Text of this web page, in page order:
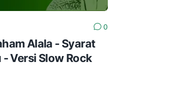
0
Alala - Syarat
Versi Slow Rock